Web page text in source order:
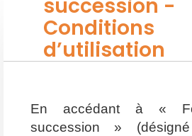
succession -
Conditions
d’utilisation
En accédant à «
succession »